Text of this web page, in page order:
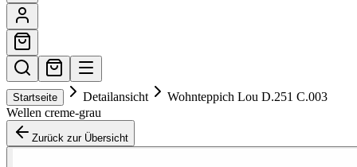
Startseite Detailansicht
Wohnteppich Lou D.251 C.003
Wellen creme-grau
Zurück zur Übersicht